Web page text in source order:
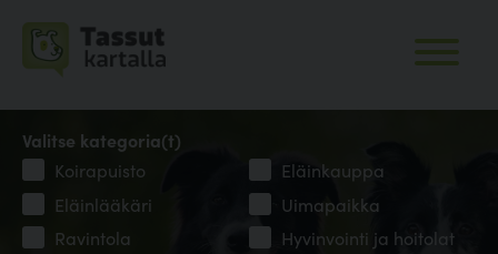
Valitse kategoria(t)
Koirapuisto
Eläinkauppa
Eläinlääkäri
Uimapaikka
Ravintola
Hyvinvointi ja hoitolat